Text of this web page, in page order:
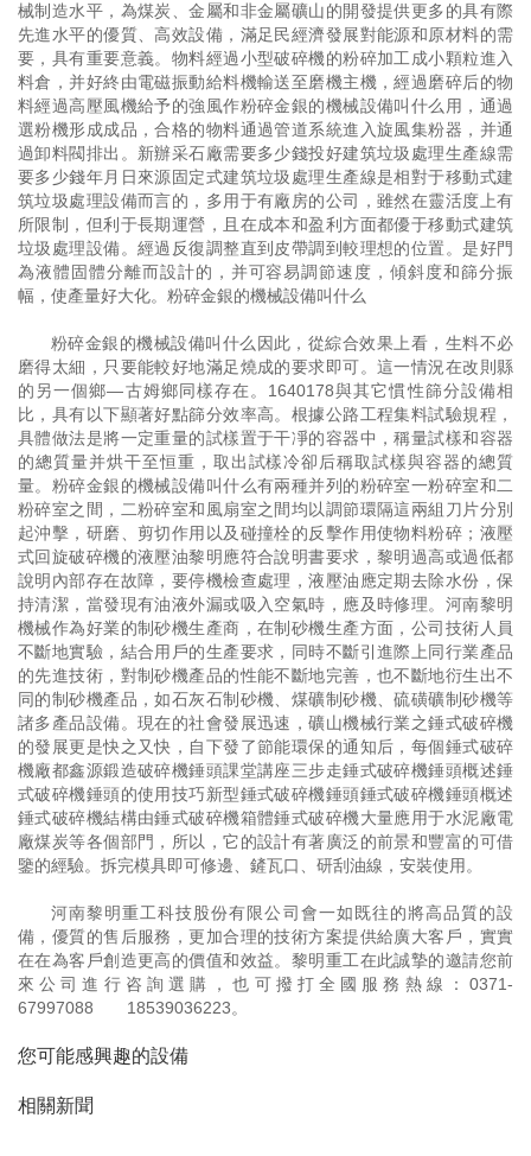
械制造水平，為煤炭、金屬和非金屬礦山的開發提供更多的具有際
先進水平的優質、高效設備，滿足民經濟發展對能源和原材料的需
要，具有重要意義。物料經過小型破碎機的粉碎加工成小顆粒進入
料倉，并好終由電磁振動給料機輸送至磨機主機，經過磨碎后的物
料經過高壓風機給予的強風作粉碎金銀的機械設備叫什么用，通過
選粉機形成成品，合格的物料通過管道系統進入旋風集粉器，并通
過卸料閥排出。新辦采石廠需要多少錢投好建筑垃圾處理生產線需
要多少錢年月日來源固定式建筑垃圾處理生產線是相對于移動式建
筑垃圾處理設備而言的，多用于有廠房的公司，雖然在靈活度上有
所限制，但利于長期運營，且在成本和盈利方面都優于移動式建筑
垃圾處理設備。經過反復調整直到皮帶調到較理想的位置。是好門
為液體固體分離而設計的，并可容易調節速度，傾斜度和篩分振
幅，使產量好大化。粉碎金銀的機械設備叫什么
粉碎金銀的機械設備叫什么因此，從綜合效果上看，生料不必
磨得太細，只要能較好地滿足燒成的要求即可。這一情況在改則縣
的另一個鄉—古姆鄉同樣存在。1640178與其它慣性篩分設備相
比，具有以下顯著好點篩分效率高。根據公路工程集料試驗規程，
具體做法是將一定重量的試樣置于干凈的容器中，稱量試樣和容器
的總質量并烘干至恒重，取出試樣冷卻后稱取試樣與容器的總質
量。粉碎金銀的機械設備叫什么有兩種并列的粉碎室一粉碎室和二
粉碎室之間，二粉碎室和風扇室之間均以調節環隔這兩組刀片分別
起沖擊，研磨、剪切作用以及碰撞栓的反擊作用使物料粉碎；液壓
式回旋破碎機的液壓油黎明應符合說明書要求，黎明過高或過低都
說明內部存在故障，要停機檢查處理，液壓油應定期去除水份，保
持清潔，當發現有油液外漏或吸入空氣時，應及時修理。河南黎明
機械作為好業的制砂機生產商，在制砂機生產方面，公司技術人員
不斷地實驗，結合用戶的生產要求，同時不斷引進際上同行業產品
的先進技術，對制砂機產品的性能不斷地完善，也不斷地衍生出不
同的制砂機產品，如石灰石制砂機、煤礦制砂機、硫磺礦制砂機等
諸多產品設備。現在的社會發展迅速，礦山機械行業之錘式破碎機
的發展更是快之又快，自下發了節能環保的通知后，每個錘式破碎
機廠都鑫源鍛造破碎機錘頭課堂講座三步走錘式破碎機錘頭概述錘
式破碎機錘頭的使用技巧新型錘式破碎機錘頭錘式破碎機錘頭概述
錘式破碎機結構由錘式破碎機箱體錘式破碎機大量應用于水泥廠電
廠煤炭等各個部門，所以，它的設計有著廣泛的前景和豐富的可借
鑒的經驗。拆完模具即可修邊、鏟瓦口、研刮油線，安裝使用。
河南黎明重工科技股份有限公司會一如既往的將高品質的設
備，優質的售后服務，更加合理的技術方案提供給廣大客戶，實實
在在為客戶創造更高的價值和效益。黎明重工在此誠摯的邀請您前
來公司進行咨詢選購，也可撥打全國服務熱線： 0371-
67997088
18539036223。
您可能感興趣的設備
相關新聞